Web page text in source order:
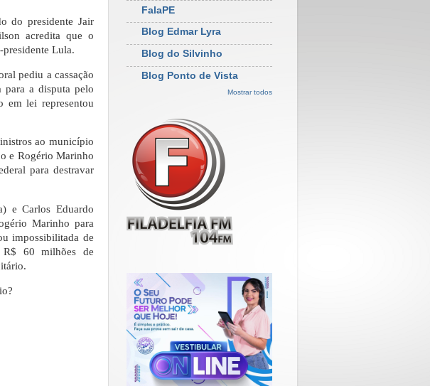
do presidente Jair
acredita que o
Lula.
pediu a cassação
para a disputa pelo
em lei representou
ao município
e Rogério Marinho
para destravar
e Carlos Eduardo
Marinho para
impossibilitada de
R$ 60 milhões de
FalaPE
Blog Edmar Lyra
Blog do Silvinho
Blog Ponto de Vista
Mostrar todos